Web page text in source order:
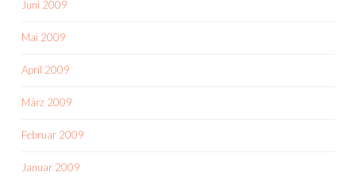
Juni 2009
Mai 2009
April 2009
März 2009
Februar 2009
Januar 2009